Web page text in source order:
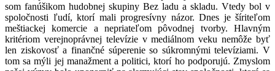
som fanúšikom hudobnej skupiny Bez ladu a skladu. Vtedy bol v
spoločnosti ľudí, ktorí mali progresívny názor. Dnes je šíriteľom
meštiackej komercie a nepriateľom pôvodnej tvorby. Hlavným
kritériom verejnoprávnej televízie v mediálnom veku nemôže byť
len ziskovosť a finančné súperenie so súkromnými televíziami. V
tom sa mýli jej manažment a politici, ktorí ho podporujú. Zmyslom